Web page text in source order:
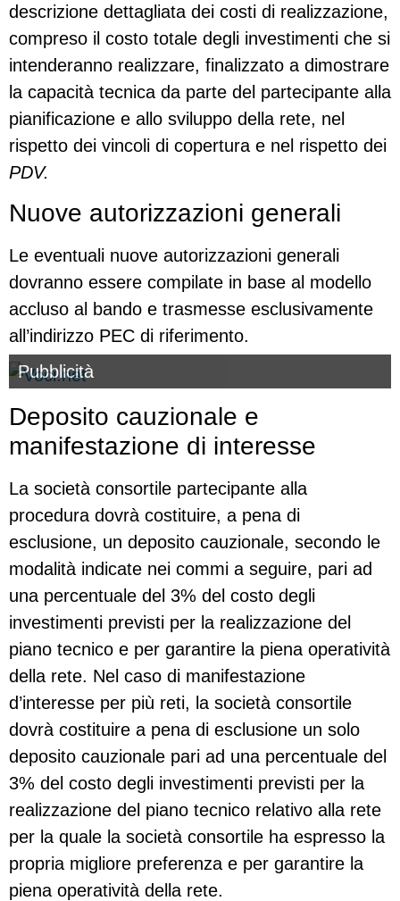
descrizione dettagliata dei costi di realizzazione,
compreso il costo totale degli investimenti che si
intenderanno realizzare, finalizzato a dimostrare
la capacità tecnica da parte del partecipante alla
pianificazione e allo sviluppo della rete, nel
rispetto dei vincoli di copertura e nel rispetto dei
PDV.
Nuove autorizzazioni generali
Le eventuali nuove autorizzazioni generali
dovranno essere compilate in base al modello
accluso al bando e trasmesse esclusivamente
all’indirizzo PEC di riferimento.
Pubblicità
Deposito cauzionale e
manifestazione di interesse
La società consortile partecipante alla
procedura dovrà costituire, a pena di
esclusione, un deposito cauzionale, secondo le
modalità indicate nei commi a seguire, pari ad
una percentuale del 3% del costo degli
investimenti previsti per la realizzazione del
piano tecnico e per garantire la piena operatività
della rete. Nel caso di manifestazione
d’interesse per più reti, la società consortile
dovrà costituire a pena di esclusione un solo
deposito cauzionale pari ad una percentuale del
3% del costo degli investimenti previsti per la
realizzazione del piano tecnico relativo alla rete
per la quale la società consortile ha espresso la
propria migliore preferenza e per garantire la
piena operatività della rete.